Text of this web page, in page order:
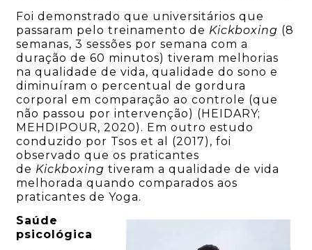
Foi demonstrado que universitários que
passaram pelo treinamento de Kickboxing (8
semanas, 3 sessões por semana com a
duração de 60 minutos) tiveram melhorias
na qualidade de vida, qualidade do sono e
diminuíram o percentual de gordura
corporal em comparação ao controle (que
não passou por intervenção) (HEIDARY;
MEHDIPOUR, 2020). Em outro estudo
conduzido por Tsos et al (2017), foi
observado que os praticantes
de Kickboxing tiveram a qualidade de vida
melhorada quando comparados aos
praticantes de Yoga.
Saúde
psicológica